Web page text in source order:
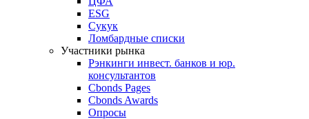
ESG
Сукук
Ломбардные списки
Участники рынка
Рэнкинги инвест. банков и юр.
консультантов
Cbonds Pages
Cbonds Awards
Опросы